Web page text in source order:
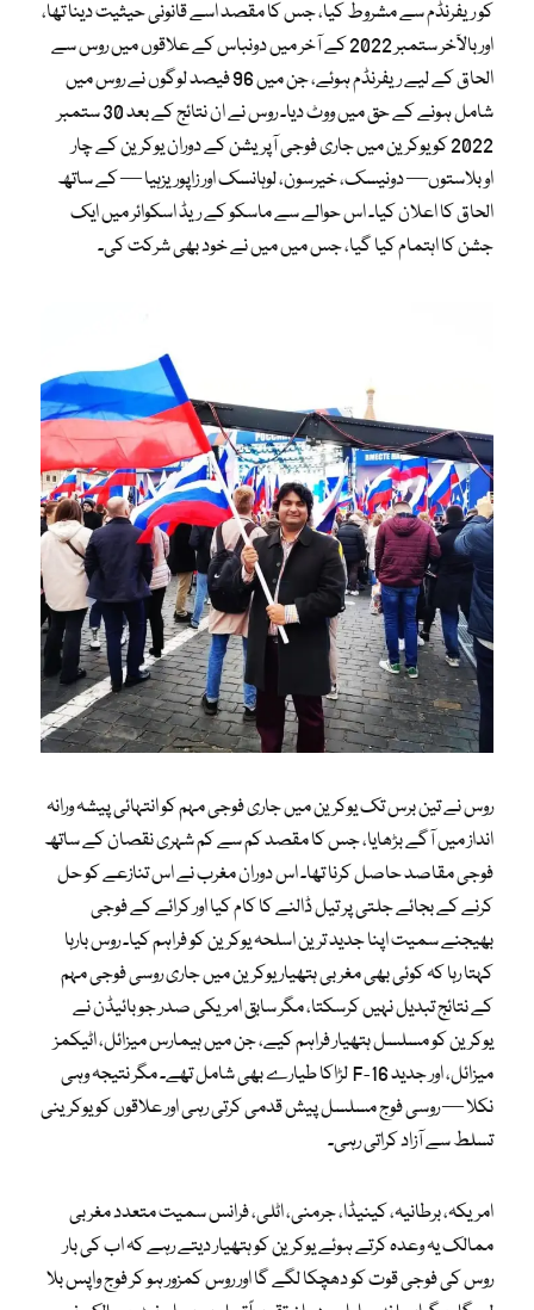
کو ریفرنڈم سے مشروط کیا، جس کا مقصد اسے قانونی حیثیت دینا تھا،
اور بالآخر ستمبر 2022 کے آخر میں دونباس کے علاقوں میں روس سے
الحاق کے لیے ریفرنڈم ہوئے، جن میں 96 فیصد لوگوں نے روس میں
شامل ہونے کے حق میں ووٹ دیا۔ روس نے ان نتائج کے بعد 30 ستمبر
2022 کو یوکرین میں جاری فوجی آپریشن کے دوران یوکرین کے چار
اوبلاستوں— دونیسک، خیرسون، لوہانسک اور زاپوریزہیا — کے ساتھ
الحاق کا اعلان کیا۔ اس حوالے سے ماسکو کے ریڈ اسکوائر میں ایک
جشن کا اہتمام کیا گیا، جس میں میں نے خود بھی شرکت کی۔
روس نے تین برس تک یوکرین میں جاری فوجی مہم کو انتہائی پیشہ ورانہ
انداز میں آگے بڑھایا، جس کا مقصد کم سے کم شہری نقصان کے ساتھ
فوجی مقاصد حاصل کرنا تھا۔ اس دوران مغرب نے اس تنازعے کو حل
کرنے کے بجائے جلتی پر تیل ڈالنے کا کام کیا اور کرائے کے فوجی
بھیجنے سمیت اپنا جدید ترین اسلحہ یوکرین کو فراہم کیا۔ روس بارہا
کہتا رہا کہ کوئی بھی مغربی ہتھیار یوکرین میں جاری روسی فوجی مہم
کے نتائج تبدیل نہیں کرسکتا، مگر سابق امریکی صدر جو بائیڈن نے
یوکرین کو مسلسل ہتھیار فراہم کیے، جن میں ہیمارس میزائل، اٹیکمز
میزائل، اور جدید F-16 لڑاکا طیارے بھی شامل تھے۔ مگر نتیجہ وہی
نکلا — روسی فوج مسلسل پیش قدمی کرتی رہی اور علاقوں کو یوکرینی
تسلط سے آزاد کراتی رہی۔
امریکہ، برطانیہ، کینیڈا، جرمنی، اٹلی، فرانس سمیت متعدد مغربی
ممالک یہ وعدہ کرتے ہوئے یوکرین کو ہتھیار دیتے رہے کہ اب کی بار
روس کی فوجی قوت کو دھچکا لگے گا اور روس کمزور ہو کر فوج واپس بلا